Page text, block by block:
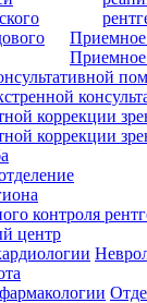
Приемное
Приемное
коррекции
коррекции
контроля
центр